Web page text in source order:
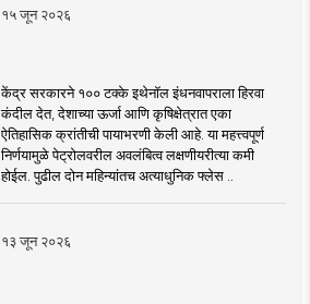
१५ जून २०२६
केंद्र सरकारने १०० टक्के इथेनॉल इंधनवापराला हिरवा
कंदील देत, देशाच्या ऊर्जा आणि कृषिक्षेत्रात एका
ऐतिहासिक क्रांतीची पायाभरणी केली आहे. या महत्त्वपूर्ण
निर्णयामुळे पेट्रोलवरील अवलंबित्व लक्षणीयरीत्या कमी
होईल. पुढील दोन महिन्यांतच अत्याधुनिक फ्लेस ..
१३ जून २०२६